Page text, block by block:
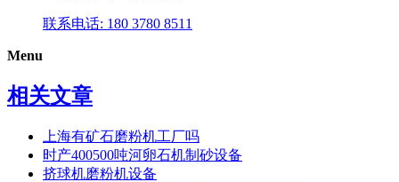
联系电话: 180 3780 8511
Menu
相关文章
上海有矿石磨粉机工厂吗
时产400500吨河卵石机制砂设备
挤球机磨粉机设备